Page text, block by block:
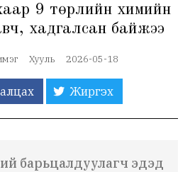
9 төрлийн химийн
хадгалсан байжээ
Хууль 2026-05-18
Жиргэх
барьцалдуулагч эдэд